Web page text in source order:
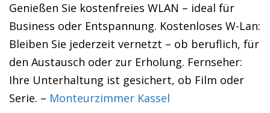
Genießen Sie kostenfreies WLAN – ideal für
Business oder Entspannung. Kostenloses W-Lan:
Bleiben Sie jederzeit vernetzt – ob beruflich, für
den Austausch oder zur Erholung. Fernseher:
Ihre Unterhaltung ist gesichert, ob Film oder
Serie. – Monteurzimmer Kassel